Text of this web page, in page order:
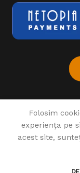
1993 - 2022
Folosim
experiența pe
acest site,
BERTOLINI